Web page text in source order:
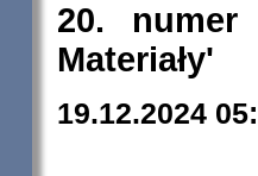
20. numer
Materiały'
19.12.2024